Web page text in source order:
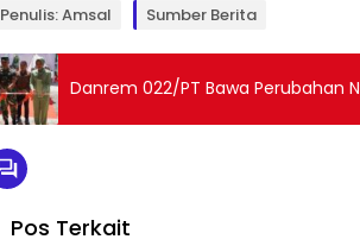
Penulis: Amsal Sumber Berita
Danrem 022/PT Bawa Perubahan
Pos Terkait
Pemerintahan